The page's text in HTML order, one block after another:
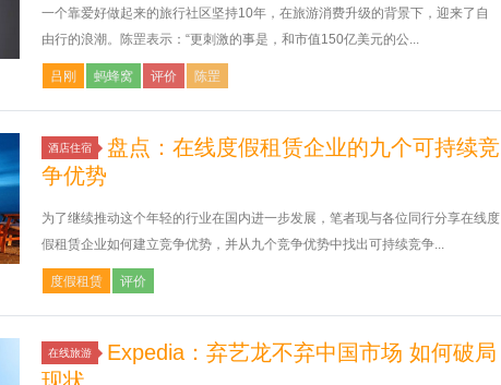
一个靠爱好做起来的旅行社区坚持10年，在旅游消费升级的背景下，迎来了自
由行的浪潮。陈罡表示：“更刺激的事是，和市值150亿美元的公...
吕刚 蚂蜂窝 评价 陈罡
酒店住宿
盘点：在线度假租赁企业的九个可持续竞
争优势
为了继续推动这个年轻的行业在国内进一步发展，笔者现与各位同行分享在线度
假租赁企业如何建立竞争优势，并从九个竞争优势中找出可持续竞争...
度假租赁 评价
在线旅游
Expedia：弃艺龙不弃中国市场 如何破局